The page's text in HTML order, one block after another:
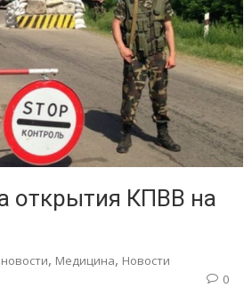
открытия КПВВ на
, Медицина, Новости
0